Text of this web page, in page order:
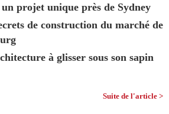
projet unique près de Sydney
de construction du marché de
à glisser sous son sapin
Suite de l'article >